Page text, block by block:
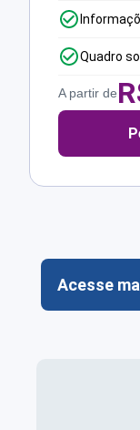
Quadro
A partir de
Acesse